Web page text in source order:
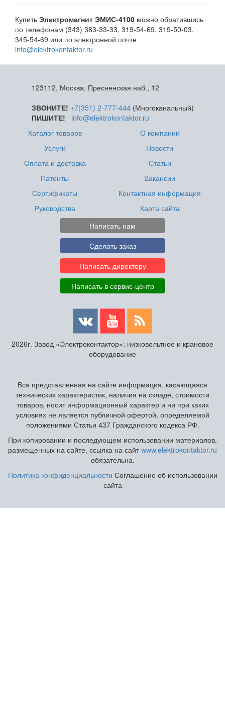
Купить Электромагнит ЭМИС-4100 можно обратившись
по телефонам (343) 383-33-33, 319-54-69, 319-50-03,
345-54-69 или по электронной почте
info@elektrokontaktor.ru
123112, Москва, Пресненская наб., 12
ЗВОНИТЕ! +7(351) 2-777-444(Многоканальный)
ПИШИТЕ!
info@elektrokontaktor.ru
Каталог товаров
Услуги
Оплата и доставка
Патенты
Сертификаты
Руководства
О компании
Новости
Статьи
Вакансии
Контактная информация
Карта сайта
Написать нам
Сделать заказ
Написать директору
Написать в сервис-центр
2026г. Завод «Электроконтактор»: низковольтное и крановое
оборудование
Вся представленная на сайте информация, касающаяся
технических характеристик, наличия на складе, стоимости
товаров, носит информационный характер и ни при каких
условиях не является публичной офертой, определяемой
положениями Статьи 437 Гражданского кодекса РФ.
При копировании и последующем использовании материалов,
размещенных на сайте, ссылка на сайтwww.elektrokontaktor.ru
обязательна.
Политика конфиденциальности Соглашение об использовании
сайта